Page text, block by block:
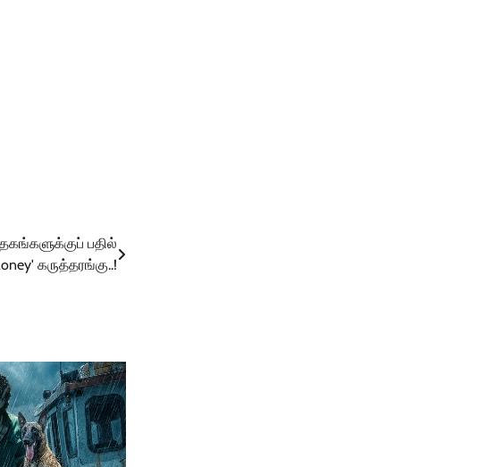
பதில்
கருத்தரங்கு..!